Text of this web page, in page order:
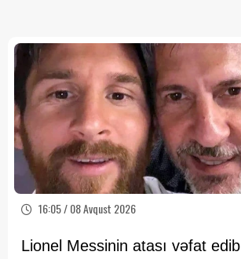
16:05 / 08 Avqust 2026
Lionel Messinin atası vəfat edib